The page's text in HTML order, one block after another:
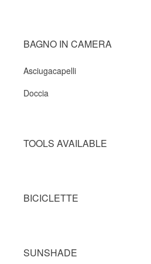
BAGNO IN CAMERA
Asciugacapelli
Doccia
TOOLS AVAILABLE
BICICLETTE
SUNSHADE